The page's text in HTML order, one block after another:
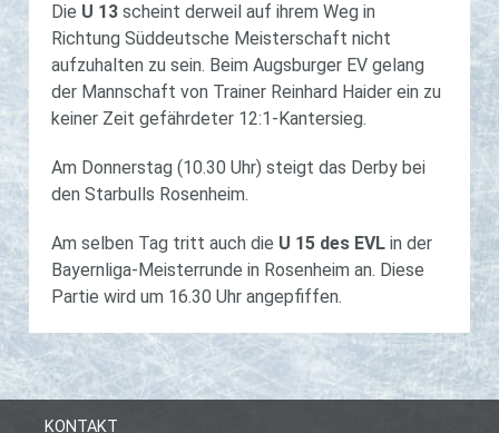
Die U 13 scheint derweil auf ihrem Weg in
Richtung Süddeutsche Meisterschaft nicht
aufzuhalten zu sein. Beim Augsburger EV gelang
der Mannschaft von Trainer Reinhard Haider ein zu
keiner Zeit gefährdeter 12:1-Kantersieg.
Am Donnerstag (10.30 Uhr) steigt das Derby bei
den Starbulls Rosenheim.
Am selben Tag tritt auch die U 15 des EVL in der
Bayernliga-Meisterrunde in Rosenheim an. Diese
Partie wird um 16.30 Uhr angepfiffen.
KONTAKT